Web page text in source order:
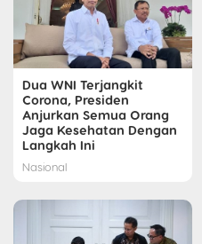
Dua WNI Terjangkit
Corona, Presiden
Anjurkan Semua Orang
Jaga Kesehatan Dengan
Langkah Ini
Nasional